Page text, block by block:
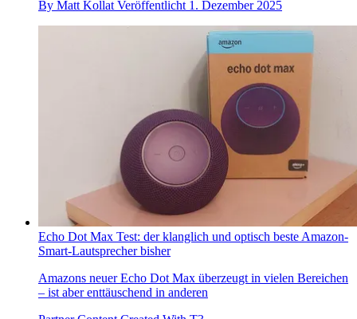
By Matt Kollat Veröffentlicht 1. Dezember 2025
Echo Dot Max Test: der klanglich und optisch beste Amazon-
Smart-Lautsprecher bisher
Amazons neuer Echo Dot Max überzeugt in vielen Bereichen
– ist aber enttäuschend in anderen